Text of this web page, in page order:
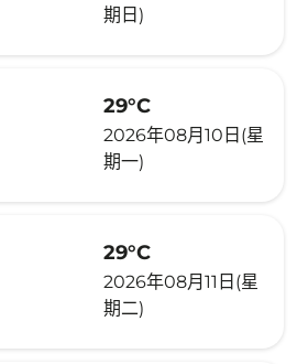
期日)
29°C
2026年08月10日(星
期一)
29°C
2026年08月11日(星
期二)